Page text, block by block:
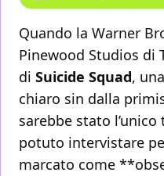
Quando la Warner
Pinewood Studios di
di Suicide Squad,
chiaro sin dalla
sarebbe stato
potuto intervistare
marcato come